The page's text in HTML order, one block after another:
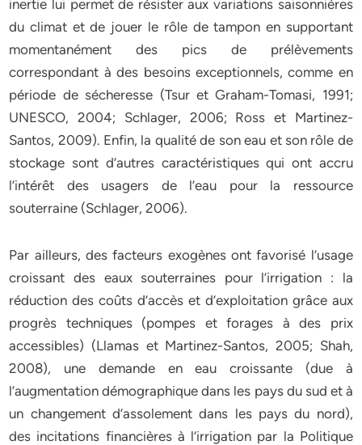
inertie lui permet de résister aux variations saisonnières
du climat et de jouer le rôle de tampon en supportant
momentanément des pics de prélèvements
correspondant à des besoins exceptionnels, comme en
période de sécheresse (Tsur et Graham-Tomasi, 1991;
UNESCO, 2004; Schlager, 2006; Ross et Martinez-
Santos, 2009). Enfin, la qualité de son eau et son rôle de
stockage sont d’autres caractéristiques qui ont accru
l’intérêt des usagers de l’eau pour la ressource
souterraine (Schlager, 2006).
Par ailleurs, des facteurs exogènes ont favorisé l’usage
croissant des eaux souterraines pour l’irrigation : la
réduction des coûts d’accès et d’exploitation grâce aux
progrès techniques (pompes et forages à des prix
accessibles) (Llamas et Martinez-Santos, 2005; Shah,
2008), une demande en eau croissante (due à
l’augmentation démographique dans les pays du sud et à
un changement d’assolement dans les pays du nord),
des incitations financières à l’irrigation par la Politique